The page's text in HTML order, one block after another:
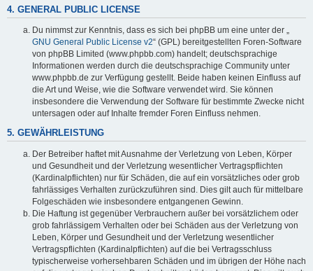
4. GENERAL PUBLIC LICENSE
Du nimmst zur Kenntnis, dass es sich bei phpBB um eine unter der „
GNU General Public License v2“ (GPL) bereitgestellten Foren-Software
von phpBB Limited (www.phpbb.com) handelt; deutschsprachige
Informationen werden durch die deutschsprachige Community unter
www.phpbb.de zur Verfügung gestellt. Beide haben keinen Einfluss auf
die Art und Weise, wie die Software verwendet wird. Sie können
insbesondere die Verwendung der Software für bestimmte Zwecke nicht
untersagen oder auf Inhalte fremder Foren Einfluss nehmen.
5. GEWÄHRLEISTUNG
Der Betreiber haftet mit Ausnahme der Verletzung von Leben, Körper
und Gesundheit und der Verletzung wesentlicher Vertragspflichten
(Kardinalpflichten) nur für Schäden, die auf ein vorsätzliches oder grob
fahrlässiges Verhalten zurückzuführen sind. Dies gilt auch für mittelbare
Folgeschäden wie insbesondere entgangenen Gewinn.
Die Haftung ist gegenüber Verbrauchern außer bei vorsätzlichem oder
grob fahrlässigem Verhalten oder bei Schäden aus der Verletzung von
Leben, Körper und Gesundheit und der Verletzung wesentlicher
Vertragspflichten (Kardinalpflichten) auf die bei Vertragsschluss
typischerweise vorhersehbaren Schäden und im übrigen der Höhe nach